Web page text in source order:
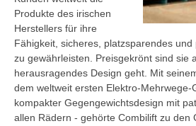
Produkte des irischen
Herstellers für ihre
Fähigkeit, sicheres, platzsparendes
zu gewährleisten. Preisgekrönt sind sie
herausragendes Design geht. Mit
dem weltweit ersten Elektro-Mehrwege-
kompakter Gegengewichtsdesign mit
allen Rädern - gehörte Combilift zu den